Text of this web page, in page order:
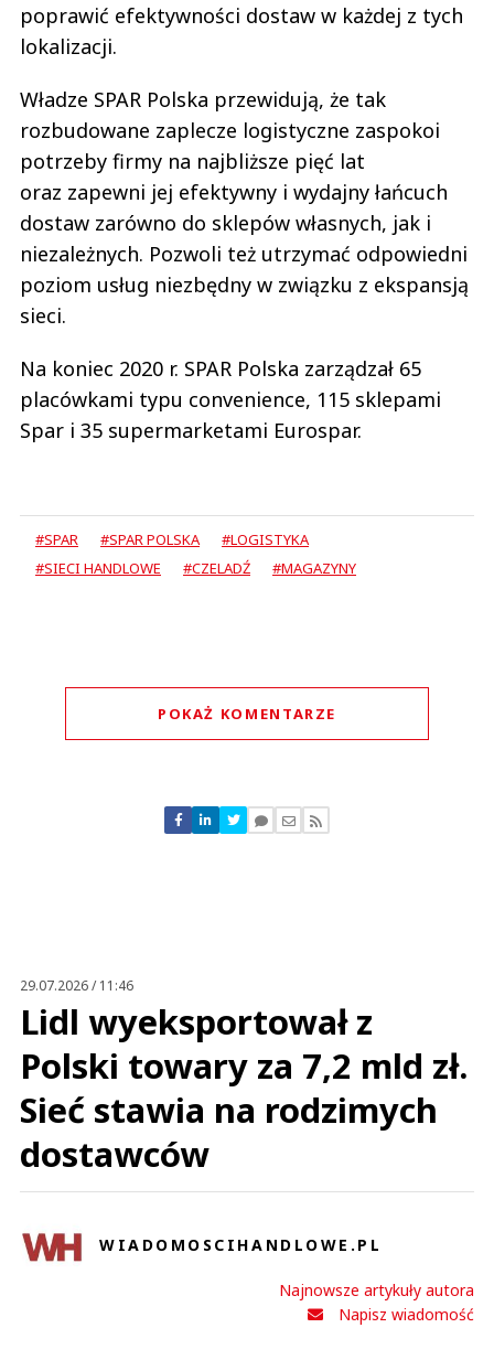
poprawić efektywności dostaw w każdej z tych
lokalizacji.
Władze SPAR Polska przewidują, że tak
rozbudowane zaplecze logistyczne zaspokoi
potrzeby firmy na najbliższe pięć lat
oraz zapewni jej efektywny i wydajny łańcuch
dostaw zarówno do sklepów własnych, jak i
niezależnych. Pozwoli też utrzymać odpowiedni
poziom usług niezbędny w związku z ekspansją
sieci.
Na koniec 2020 r. SPAR Polska zarządzał 65
placówkami typu convenience, 115 sklepami
Spar i 35 supermarketami Eurospar.
#SPAR #SPAR POLSKA
#LOGISTYKA
#SIECI HANDLOWE
#CZELADŹ #MAGAZYNY
POKAŻ KOMENTARZE
Nie znaleziono komentarzy
Zostaw swoje komentarze
29.07.2026 / 11:46
Lidl wyeksportował z
Polski towary za 7,2 mld zł.
Sieć stawia na rodzimych
dostawców
WIADOMOSCIHANDLOWE.PL
Najnowsze artykuły autora
Napisz wiadomość